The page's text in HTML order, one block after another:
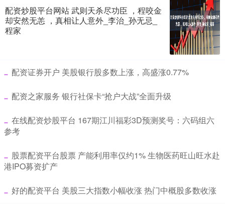
配资炒股平台网站 武则天杀尽功臣 ，程咬金
却安然无恙 ，真相让人意外_李治_孙无忌_
程家
​配资证券开户 美股银行股多数上涨，高盛涨0.77%
​配资之家服务 银行社保卡“抢户大战”全面升级
​在线配资炒股平台 167期江川福彩3D预测奖号：六码组六
参考
​股票配资平台股票 产能利用率仅约1% 生物医药旺山旺水赴
港IPO募资扩产
​好的配资平台 美股三大指数小幅收涨 热门中概股多数收涨